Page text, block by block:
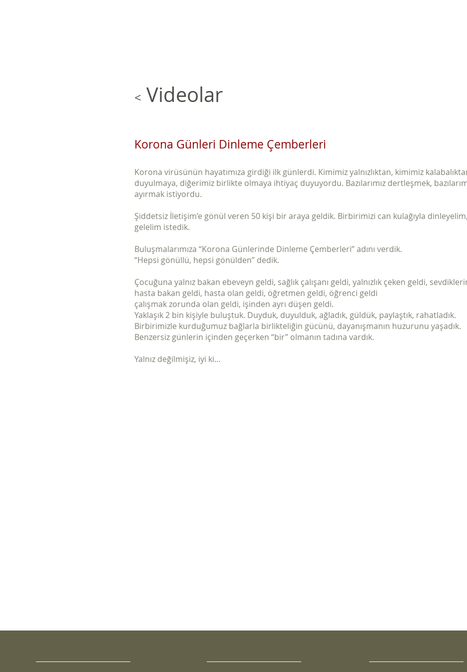
< Videolar
Korona Günleri Dinleme Çemberleri
Korona virüsünün hayatımıza girdiği ilk günlerdi. Kimimiz yalnızlıktan, kimimiz
duyulmaya, diğerimiz birlikte olmaya ihtiyaç duyuyordu. Bazılarımız dertleşmek,
ayırmak istiyordu.
Şiddetsiz İletişim’e gönül veren 50 kişi bir araya geldik. Birbirimizi can kulağıyla
gelelim istedik.
Buluşmalarımıza “Korona Günlerinde Dinleme Çemberleri” adını verdik.
“Hepsi gönüllü, hepsi gönülden” dedik.
Çocuğuna yalnız bakan ebeveyn geldi, sağlık çalışanı geldi, yalnızlık çeken geldi,
hasta bakan geldi, hasta olan geldi, öğretmen geldi, öğrenci geldi
çalışmak zorunda olan geldi, işinden ayrı düşen geldi.
Yaklaşık 2 bin kişiyle buluştuk. Duyduk, duyulduk, ağladık, güldük, paylaştık, rahatladık.
Birbirimizle kurduğumuz bağlarla birlikteliğin gücünü, dayanışmanın huzurunu yaşadık.
Benzersiz günlerin içinden geçerken “bir” olmanın tadına vardık.
Yalnız değilmişiz, iyi ki...